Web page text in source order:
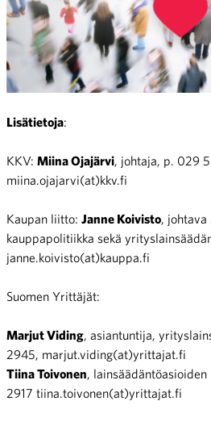
Lisätietoja:
KKV: Miina Ojajärvi , johtaja, p. 029
miina.ojajarvi(at)kkv.fi
Kaupan liitto: Janne Koivisto ,
kauppapolitiikka sekä
janne.koivisto(at)kauppa.fi
Suomen Yrittäjät:
Marjut Viding , asiantuntija,
2945, marjut.viding(at)yrittajat.fi
Tiina Toivonen ,
2917 tiina.toivonen(at)yrittajat.fi